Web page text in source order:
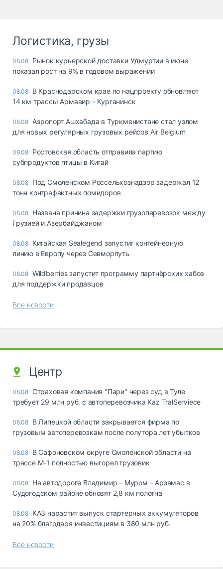
Логистика, грузы
08.08 Рынок курьерской доставки Удмуртии в июне
показал рост на 9% в годовом выражении
08.08 В Краснодарском крае по нацпроекту обновляют
14 км трассы Армавир – Курганинск
08.08 Аэропорт Ашхабада в Туркменистане стал узлом
для новых регулярных грузовых рейсов Air Belgium
08.08 Ростовская область отправила партию
субпродуктов птицы в Китай
08.08 Под Смоленском Россельхознадзор задержал 12
тонн контрафактных помидоров
08.08 Названа причина задержки грузоперевозок между
Грузией и Азербайджаном
08.08 Китайская Sealegend запустит контейнерную
линию в Европу через Севморпуть
08.08 Wildberries запустит программу партнёрских хабов
для поддержки продавцов
Все новости
Центр
08.08 Страховая компания "Пари" через суд в Туле
требует 29 млн руб. с автоперевозчика Kaz TralServiece
08.08 В Липецкой области закрывается фирма по
грузовым автоперевозкам после полутора лет убытков
08.08 В Сафоновском округе Смоленской области на
трассе М-1 полностью выгорел грузовик
08.08 На автодороге Владимир – Муром – Арзамас в
Судогодском районе обновят 2,8 км полотна
08.08 КАЗ нарастит выпуск стартерных аккумуляторов
на 20% благодаря инвестициям в 380 млн руб.
Все новости